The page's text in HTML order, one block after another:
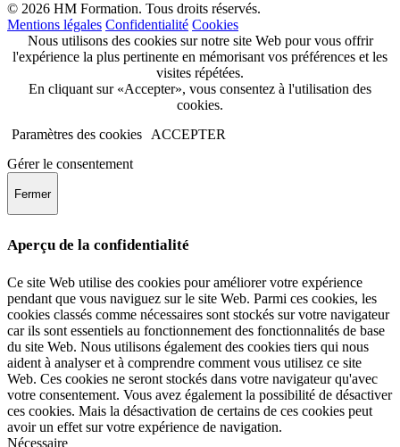
© 2026 HM Formation. Tous droits réservés.
Mentions légales Confidentialité Cookies
Nous utilisons des cookies sur notre site Web pour vous offrir
l'expérience la plus pertinente en mémorisant vos préférences et les
visites répétées.
En cliquant sur «Accepter», vous consentez à l'utilisation des
cookies.
Paramètres des cookies
ACCEPTER
Gérer le consentement
Fermer
Aperçu de la confidentialité
Ce site Web utilise des cookies pour améliorer votre expérience
pendant que vous naviguez sur le site Web. Parmi ces cookies, les
cookies classés comme nécessaires sont stockés sur votre navigateur
car ils sont essentiels au fonctionnement des fonctionnalités de base
du site Web. Nous utilisons également des cookies tiers qui nous
aident à analyser et à comprendre comment vous utilisez ce site
Web. Ces cookies ne seront stockés dans votre navigateur qu'avec
votre consentement. Vous avez également la possibilité de désactiver
ces cookies. Mais la désactivation de certains de ces cookies peut
avoir un effet sur votre expérience de navigation.
Nécessaire